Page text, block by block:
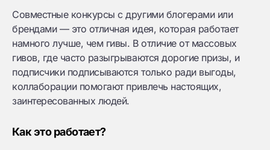
Совместные конкурсы с другими блогерами или
брендами — это отличная идея, которая работает
намного лучше, чем гивы. В отличие от массовых
гивов, где часто разыгрываются дорогие призы, и
подписчики подписываются только ради выгоды,
коллаборации помогают привлечь настоящих,
заинтересованных людей.
Как это работает?